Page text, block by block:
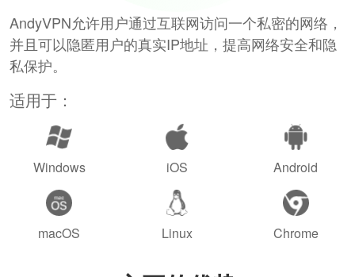
AndyVPN允许用户通过互联网访问一个私密的网络，
并且可以隐匿用户的真实IP地址，提高网络安全和隐
私保护。
适用于：
Windows iOS Android
macOS Linux Chrome